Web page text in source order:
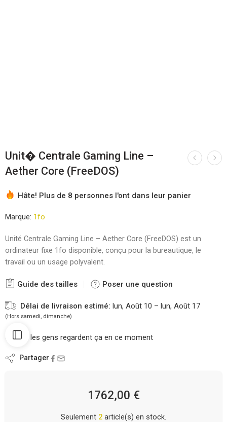
Unit� Centrale Gaming Line –
Aether Core (FreeDOS)
Hâte! Plus de 8 personnes l'ont dans leur panier
Marque: 1fo
Unité Centrale Gaming Line – Aether Core (FreeDOS) est un
ordinateur fixe 1fo disponible, conçu pour la bureautique, le
travail ou un usage polyvalent.
Guide des tailles Poser une question
Délai de livraison estimé: lun, Août 10 – lun, Août 17
(Hors samedi, dimanche)
23 les gens regardent ça en ce moment
Partager
1762,00 €
Seulement 2 article(s) en stock.